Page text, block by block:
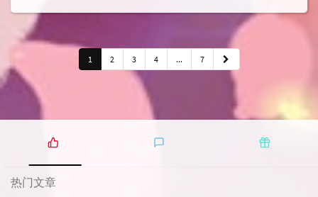
1 2 3 4 ... 7
热
门
文
热门文章